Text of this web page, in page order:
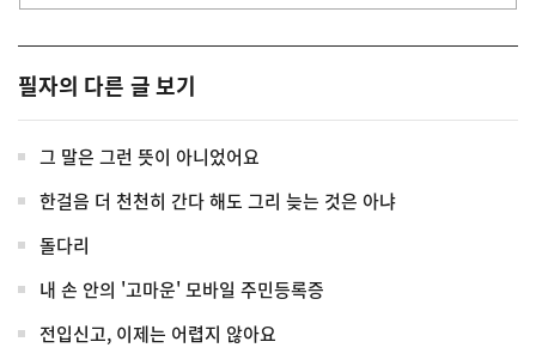
필자의 다른 글 보기
그 말은 그런 뜻이 아니었어요
한걸음 더 천천히 간다 해도 그리 늦는 것은 아냐
돌다리
내 손 안의 '고마운' 모바일 주민등록증
전입신고, 이제는 어렵지 않아요